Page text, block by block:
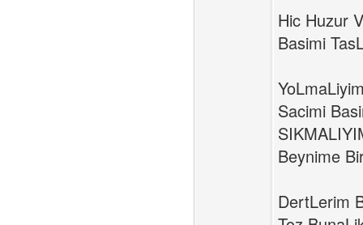
Hic Huzur
Basimi
Sacimi
Beynime
DertLerim